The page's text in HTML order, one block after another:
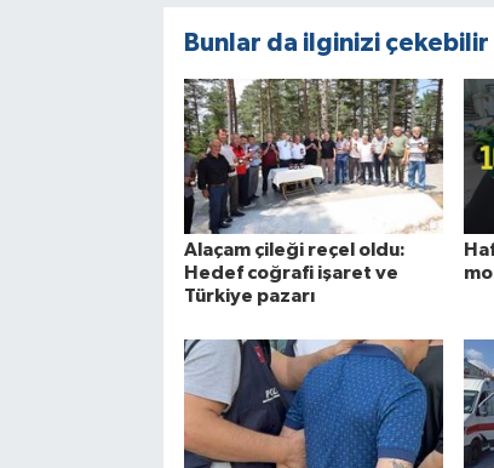
Bunlar da ilginizi çekebilir
Alaçam çileği reçel oldu:
Hedef coğrafi işaret ve
Türkiye pazarı